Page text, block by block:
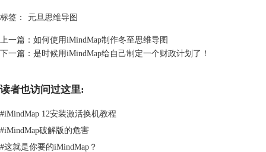
2.选择好之后，来到元旦思维导图编辑的主页面。选中主题图，选择页面
要的图片路径，打开所选图片，就完成主题图的更换。
标签： 元旦思维导图
上一篇： 如何使用iMindMap制作冬至思维导图
下一篇： 是时候用iMindMap给自己制定一个财政计划了！
读者也访问过这里:
#iMindMap 12安装激活换机教程
#iMindMap破解版的危害
#这就是你要的iMindMap？